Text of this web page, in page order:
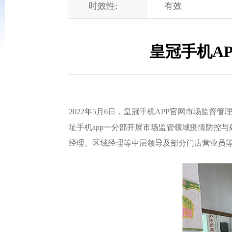
时效性: 有效
皇冠手机
2022年5月6日，皇冠手机APP官网市场监督
址手机app一分部开展市场监管领域疫情防控
经理、区域经理等中层领导及部分门店营业员